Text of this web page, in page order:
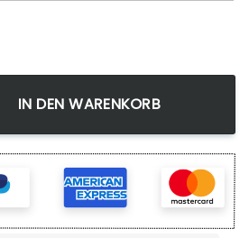
Leinwandbild Menge
IN DEN WARENKORB